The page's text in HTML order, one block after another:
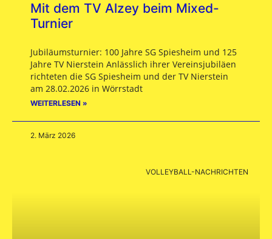
Mit dem TV Alzey beim Mixed-
Turnier
Jubiläumsturnier: 100 Jahre SG Spiesheim und 125
Jahre TV Nierstein Anlässlich ihrer Vereinsjubiläen
richteten die SG Spiesheim und der TV Nierstein
am 28.02.2026 in Wörrstadt
WEITERLESEN »
2. März 2026
VOLLEYBALL-NACHRICHTEN